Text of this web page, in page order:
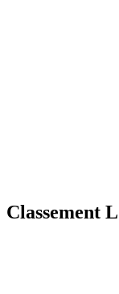
Classement